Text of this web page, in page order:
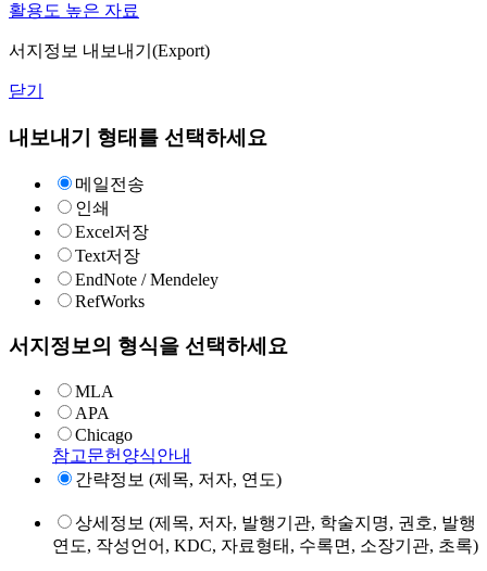
활용도 높은 자료
서지정보 내보내기(Export)
닫기
내보내기 형태를 선택하세요
메일전송
인쇄
Excel저장
Text저장
EndNote / Mendeley
RefWorks
서지정보의 형식을 선택하세요
MLA
APA
Chicago
참고문헌양식안내
간략정보 (제목, 저자, 연도)
상세정보 (제목, 저자, 발행기관, 학술지명, 권호, 발행
연도, 작성언어, KDC, 자료형태, 수록면, 소장기관, 초록)